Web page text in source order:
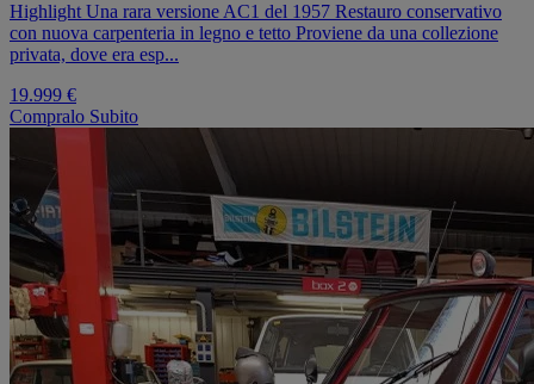
Highlight Una rara versione AC1 del 1957 Restauro conservativo
con nuova carpenteria in legno e tetto Proviene da una collezione
privata, dove era esp...
19.999 €
Compralo Subito